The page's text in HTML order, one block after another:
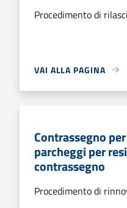
Procedimento di
VAI ALLA PAGINA
Contrassegno
parcheggi per
contrassegno
Procedimento di